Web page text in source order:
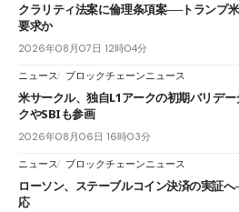
クラリティ法案に倫理条項案──トランプ
要求か
2026年08月07日 12時04分
ニュース ブロックチェーンニュース
米サークル、独自L1アークの初期バリデ
クやSBIも参画
2026年08月06日 16時03分
ニュース ブロックチェーンニュース
ローソン、ステーブルコイン決済の実証
応